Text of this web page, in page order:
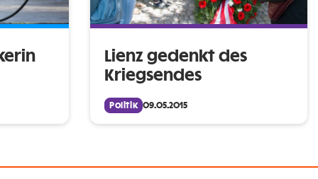
Lienz gedenkt des
Kriegsendes
Politik 09.05.2015